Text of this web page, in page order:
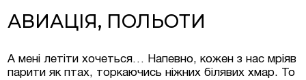
АВИАЦІЯ, ПОЛЬОТИ
А мені летіти хочеться… Напевно, кожен з нас мріяв
парити як птах, торкаючись ніжних білявих хмар. То